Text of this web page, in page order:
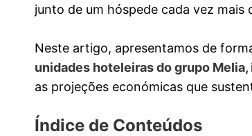
junto de um hóspede cada vez
Neste artigo, apresentamos de
unidades hoteleiras do grupo Melia,
as projeções económicas que
Índice de Conteúdos